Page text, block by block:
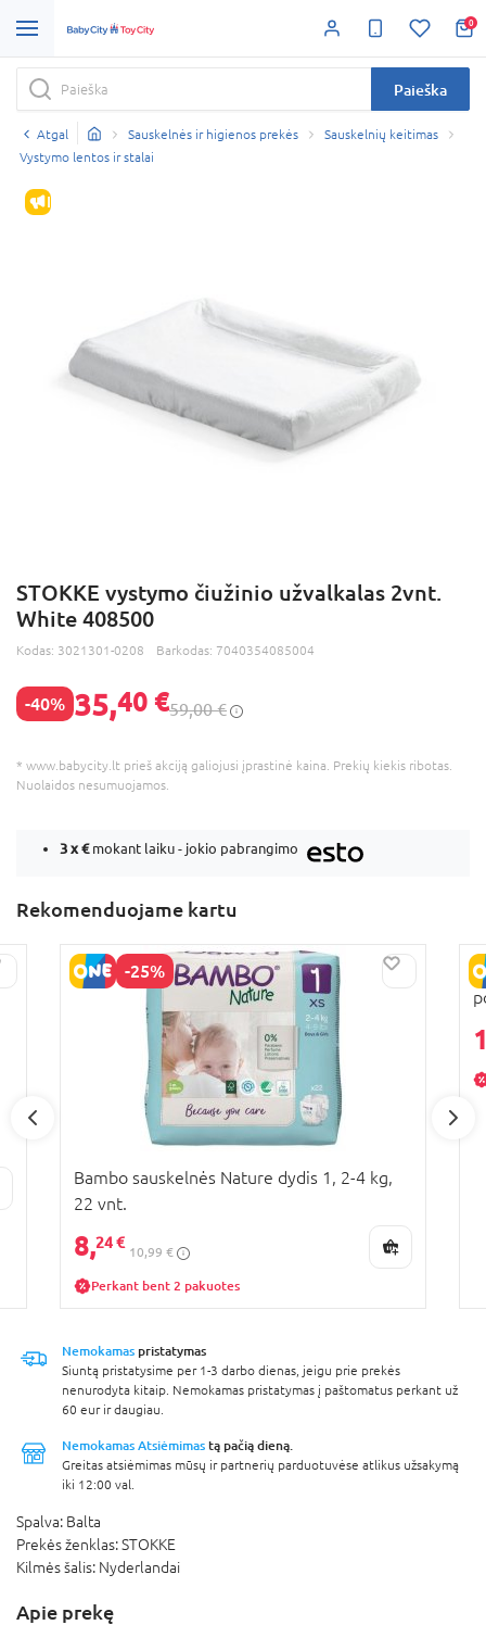
0
Paieška
Atgal Sauskelnės ir higienos prekės
Sauskelnių keitimas
Vystymo lentos ir stalai
IŠPARDAVIMAS
STOKKE vystymo čiužinio užvalkalas 2vnt.
White 408500
Kodas: 3021301-0208 Barkodas: 7040354085004
-40% 35,40 €59,00 €
* www.babycity.lt prieš akciją galiojusi įprastinė kaina. Prekių kiekis ribotas.
Nuolaidos nesumuojamos.
3 x€mokant laiku - jokio pabrangimo
Rekomenduojame kartu
-25%
Bambo sauskelnės Nature dydis 1, 2-4 kg,
22 vnt.
8,24 €
10,99 €
Perkant bent 2 pakuotes
Nemokamas pristatymas
Siuntą pristatysime per 1-3 darbo dienas, jeigu prie prekės
nenurodyta kitaip. Nemokamas pristatymas į paštomatus perkant už
60 eur ir daugiau.
Nemokamas Atsiėmimas tą pačią dieną.
Greitas atsiėmimas mūsų ir partnerių parduotuvėse atlikus užsakymą
iki 12:00 val.
Spalva: Balta
Prekės ženklas:STOKKE
Kilmės šalis: Nyderlandai
Apie prekę